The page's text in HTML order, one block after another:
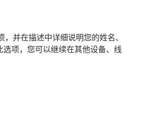
并在描述中详细说明您的姓名、
项，您可以继续在其他设备、线